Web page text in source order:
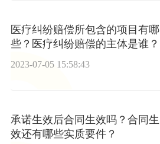
医疗纠纷赔偿所包含的项目有哪
些？医疗纠纷赔偿的主体是谁？
2023-07-05 15:58:43
承诺生效后合同生效吗？合同生
效还有哪些实质要件？